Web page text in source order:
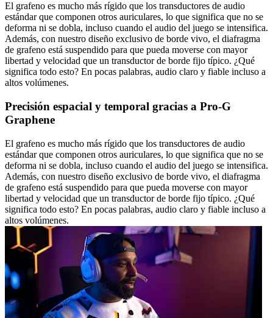
El grafeno es mucho más rígido que los transductores de audio
estándar que componen otros auriculares, lo que significa que no se
deforma ni se dobla, incluso cuando el audio del juego se intensifica.
Además, con nuestro diseño exclusivo de borde vivo, el diafragma
de grafeno está suspendido para que pueda moverse con mayor
libertad y velocidad que un transductor de borde fijo típico. ¿Qué
significa todo esto? En pocas palabras, audio claro y fiable incluso a
altos volúmenes.
Precisión espacial y temporal gracias a Pro-G
Graphene
El grafeno es mucho más rígido que los transductores de audio
estándar que componen otros auriculares, lo que significa que no se
deforma ni se dobla, incluso cuando el audio del juego se intensifica.
Además, con nuestro diseño exclusivo de borde vivo, el diafragma
de grafeno está suspendido para que pueda moverse con mayor
libertad y velocidad que un transductor de borde fijo típico. ¿Qué
significa todo esto? En pocas palabras, audio claro y fiable incluso a
altos volúmenes.